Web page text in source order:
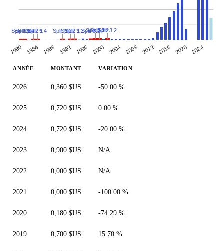
1980 1984 1988 1992 1996 2000 2004 2008 2012 2016 2020 2024
Split 3:2
Split 5:4Split 2:1
Split 5:4 Split 3:2
Split 2:1
Split 3:2Split 3:2
Split 3:2
Split 3:2
Split 3:2
ANNÉE MONTANT VARIATION
2026 0,360 $US -50.00 %
2025 0,720 $US 0.00 %
2024 0,720 $US -20.00 %
2023 0,900 $US N/A
2022 0,000 $US N/A
2021 0,000 $US -100.00 %
2020 0,180 $US -74.29 %
2019 0,700 $US 15.70 %